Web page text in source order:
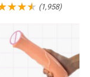
(1,958)